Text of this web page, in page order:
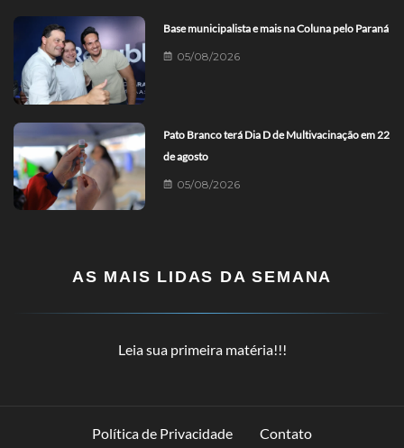
Base municipalista e mais na Coluna pelo Paraná
05/08/2026
Pato Branco terá Dia D de Multivacinação em 22
de agosto
05/08/2026
AS MAIS LIDAS DA SEMANA
Leia sua primeira matéria!!!
Política de Privacidade Contato